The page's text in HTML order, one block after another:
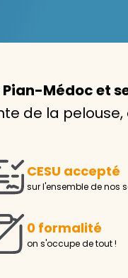
Avec
service
Pour l’entretien
ou
Demander un
Pian-Médoc et
de la
CESU accepté
sur l'ensemble de nos
0 formalité
on s'occupe de tout !